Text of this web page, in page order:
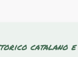
catalano e